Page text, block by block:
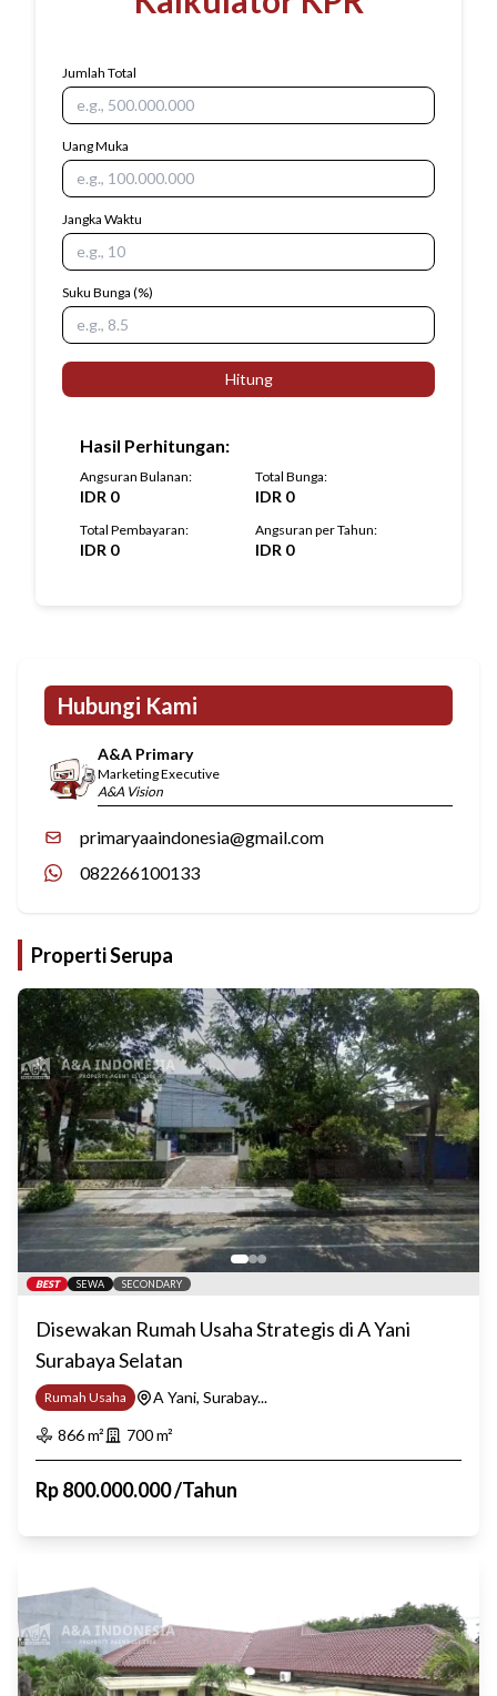
Jumlah Total
Uang Muka
Jangka Waktu
Suku Bunga (%)
Hitung
Hasil Perhitungan:
Angsuran Bulanan:
IDR 0
Total Bunga:
IDR 0
Total Pembayaran:
IDR 0
Angsuran per Tahun:
IDR 0
Hubungi Kami
A&A Primary
Marketing Executive
A&A Vision
primaryaaindonesia@gmail.com
082266100133
Properti Serupa
BEST SEWA SECONDARY
Disewakan Rumah Usaha Strategis di A Yani
Surabaya Selatan
Rumah Usaha
A Yani, Surabay...
866m² 700m²
Rp800.000.000/Tahun